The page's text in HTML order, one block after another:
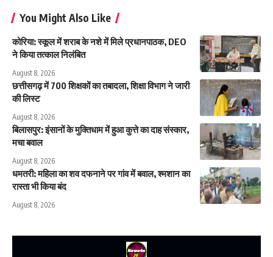
You Might Also Like
कोरिया: स्कूल में शराब के नशे में मिले प्रधानपाठक, DEO
ने किया तत्काल निलंबित
August 8, 2026
छत्तीसगढ़ में 700 शिक्षकों का तबादला, शिक्षा विभाग ने जारी
की लिस्ट
August 8, 2026
बिलासपुर: इंसानों के मुक्तिधाम में हुआ कुत्ते का दाह संस्कार,
मचा बवाल
August 8, 2026
धमतरी: महिला का शव दफनाने पर गांव में बवाल, श्मशान का
रास्ता भी किया बंद
August 8, 2026